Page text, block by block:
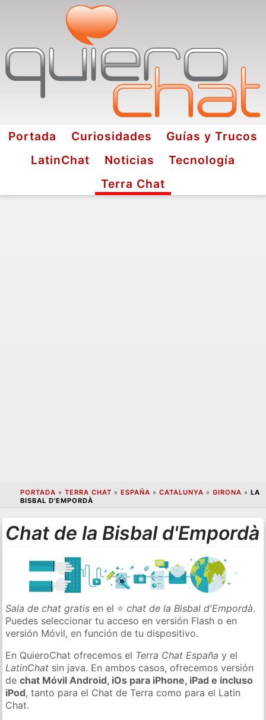
Portada Curiosidades
Guías y Trucos
LatinChat
Noticias
Tecnología
Terra Chat
PORTADA » TERRA CHAT » ESPAÑA » CATALUNYA » GIRONA » LA
BISBAL D'EMPORDÀ
Chat de la Bisbal d'Empordà
Sala de chat gratis en el ⭐chat de la Bisbal d'Empordà.
Puedes seleccionar tu acceso en versión Flash o en
versión Móvil, en función de tu dispositivo.
En QuieroChat ofrecemos el Terra Chat España y el
LatinChat sin java. En ambos casos, ofrecemos versión
dechat Móvil Android, iOs para iPhone, iPad e incluso
iPod, tanto para el Chat de Terra como para el Latin
Chat.